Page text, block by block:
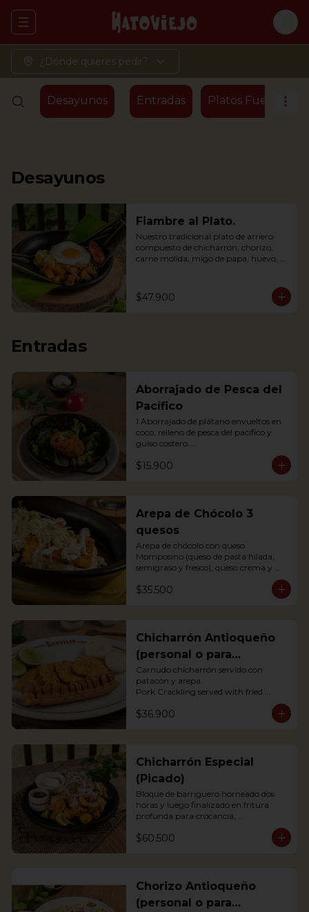
Abrir menu de navegación
¿Dónde quieres pedir?
Desayunos Entradas Platos Fuertes -
Desayunos
Fiambre al Plato.
Nuestro tradicional plato de arriero
compuesto de chicharrón, chorizo,
carne molida, migo de papa, huevo,
$47.900
Entradas
Aborrajado de Pesca del
Pacífico
1 Aborrajado de plátano envueltos en
coco, relleno de pesca del pacífico y
guiso costero.
Pesca según disponibilidad: Dorado o
Bravo
$15.900
Arepa de Chócolo 3
quesos
Arepa de chócolo con queso
Momposino (queso de pasta hilada,
semigraso y fresco), queso crema y
$35.500
Chicharrón Antioqueño
(personal o para
compartir)
Carnudo chicharrón servido con
patacón y arepa.
Pork Crackling served with fried
*Arepa de mote: no hay disponibilidad
$36.900
Chicharrón Especial
(Picado)
Bloque de barriguero horneado dos
horas y luego finalizado en fritura
profunda para crocancia,
cebolla acevichada y reducción de
crunchiness, accompanied by creole
potatoes, onion and agras reduction.
$60.500
Chorizo Antioqueño
(personal o para